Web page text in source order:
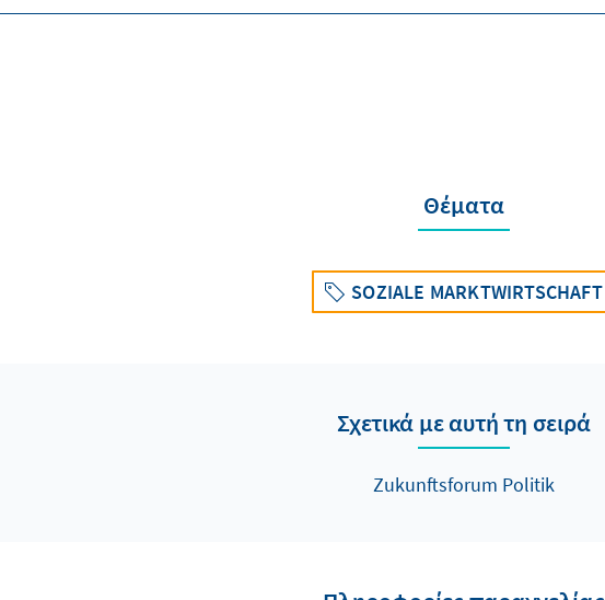
Θέματα
SOZIALE MARKTWIRTSCHAFT
Σχετικά με αυτή τη σειρά
Zukunftsforum Politik